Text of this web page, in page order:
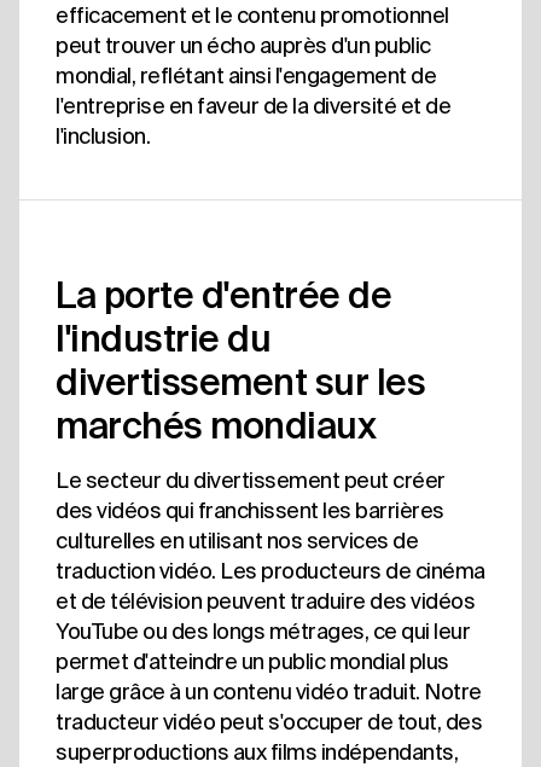
efficacement et le contenu promotionnel
peut trouver un écho auprès d'un public
mondial, reflétant ainsi l'engagement de
l'entreprise en faveur de la diversité et de
l'inclusion.
La porte d'entrée de
l'industrie du
divertissement sur les
marchés mondiaux
Le secteur du divertissement peut créer
des vidéos qui franchissent les barrières
culturelles en utilisant nos services de
traduction vidéo. Les producteurs de cinéma
et de télévision peuvent traduire des vidéos
YouTube ou des longs métrages, ce qui leur
permet d'atteindre un public mondial plus
large grâce à un contenu vidéo traduit. Notre
traducteur vidéo peut s'occuper de tout, des
superproductions aux films indépendants,